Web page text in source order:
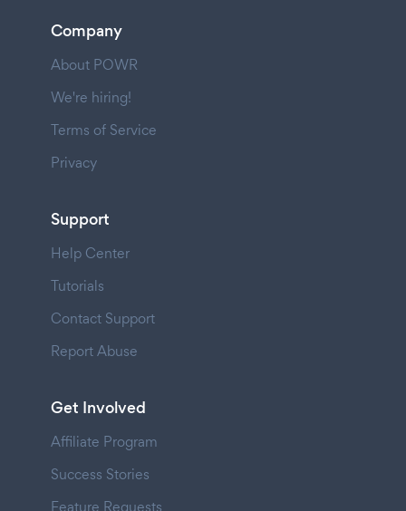
Company
About POWR
We're hiring!
Terms of Service
Privacy
Support
Help Center
Tutorials
Contact Support
Report Abuse
Get Involved
Affiliate Program
Success Stories
Feature Requests